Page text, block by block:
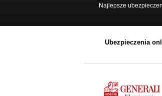
Najlepsze
Ubezpieczenia